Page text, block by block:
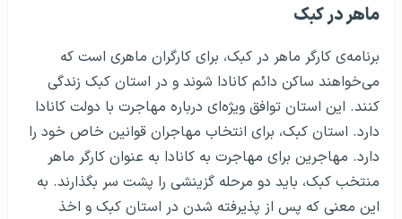
ماهر در کبک
برنامه‌ی کارگر ماهر در کبک، برای کارگران ماهری است که
می‌خواهند ساکن دائم کانادا شوند و در استان کبک زندگی
کنند. این استان توافق ویژه‌ای درباره مهاجرت با دولت کانادا
دارد. استان کبک، برای انتخاب مهاجران قوانین خاص خود را
دارد. مهاجرین برای مهاجرت به کانادا به عنوان کارگر ماهر
منتخب کبک، باید دو مرحله گزینشی را پشت سر بگذارند. به
این معنی که پس از پذیرفته شدن در استان کبک و اخذ